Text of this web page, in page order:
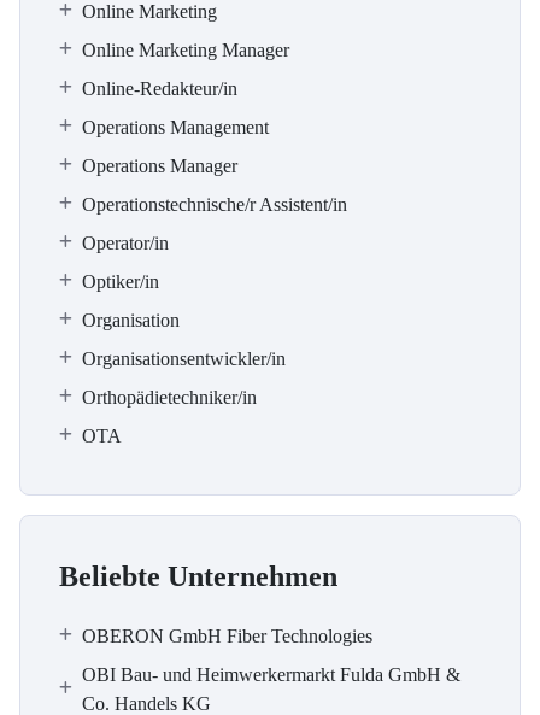
Online Marketing
Online Marketing Manager
Online-Redakteur/in
Operations Management
Operations Manager
Operationstechnische/r Assistent/in
Operator/in
Optiker/in
Organisation
Organisationsentwickler/in
Orthopädietechniker/in
OTA
Beliebte Unternehmen
OBERON GmbH Fiber Technologies
OBI Bau- und Heimwerkermarkt Fulda GmbH &
Co. Handels KG